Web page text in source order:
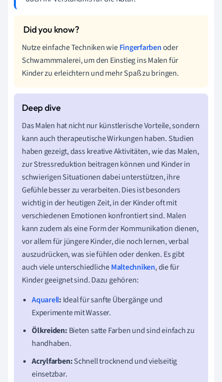
Nutze einfache Techniken wieFingerfarbenoder
Schwammmalerei, um den Einstieg ins Malen für
Kinder zu erleichtern und mehr Spaß zu bringen.
Das Malen hat nicht nur künstlerische Vorteile, sondern
kann auch therapeutische Wirkungen haben. Studien
haben gezeigt, dass kreative Aktivitäten, wie das Malen,
zur Stressreduktion beitragen können und Kinder in
schwierigen Situationen dabei unterstützen, ihre
Gefühle besser zu verarbeiten. Dies ist besonders
wichtig in der heutigen Zeit, in der Kinder oft mit
verschiedenen Emotionen konfrontiert sind. Malen
kann zudem als eine Form der Kommunikation dienen,
vor allem für jüngere Kinder, die noch lernen, verbal
auszudrücken, was sie fühlen oder denken. Es gibt
auch viele unterschiedlicheMaltechniken, die für
Kinder geeignet sind. Dazu gehören:
Aquarell: Ideal für sanfte Übergänge und
Experimente mit Wasser.
Ölkreiden: Bieten satte Farben und sind einfach zu
handhaben.
Acrylfarben:Schnell trocknend und vielseitig
einsetzbar.